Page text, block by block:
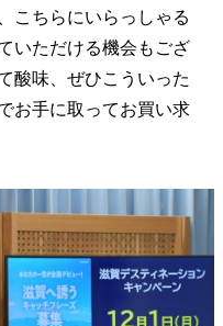
こちらにいらっしゃる
いただける機会もござ
酸味、ぜひこういった
お手に取ってお買い求